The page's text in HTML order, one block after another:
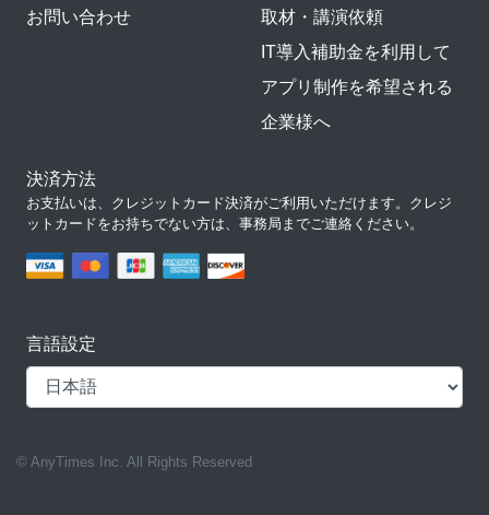
お問い合わせ
取材・講演依頼
IT導入補助金を利用して
アプリ制作を希望される
企業様へ
決済方法
お支払いは、クレジットカード決済がご利用いただけます。クレジ
ットカードをお持ちでない方は、事務局までご連絡ください。
言語設定
© AnyTimes Inc. All Rights Reserved